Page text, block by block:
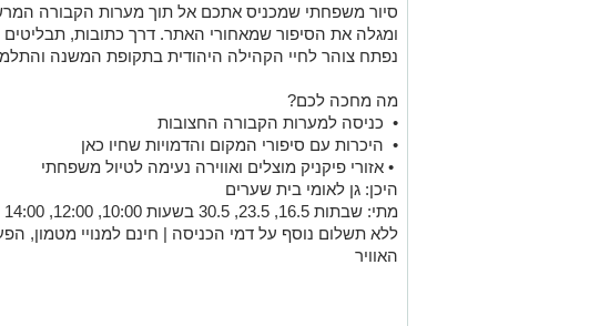
סיור משפחתי שמכניס אתכם אל תוך מערות הקבורה
ומגלה את הסיפור שמאחורי האתר. דרך כתובות, תבליטים
נפתח צוהר לחיי הקהילה היהודית בתקופת המשנה
מה מחכה לכם?
• כניסה למערות הקבורה החצובות
• היכרות עם סיפורי המקום והדמויות שחיו כאן
• אזורי פיקניק מוצלים ואווירה נעימה לטיול משפחתי
היכן: גן לאומי בית שערים
מתי: שבתות 16.5, 23.5, 30.5 בשעות 10:00, 12:00, 14:00
ללא תשלום נוסף על דמי הכניסה | חינם למנויי מטמון,
האוויר